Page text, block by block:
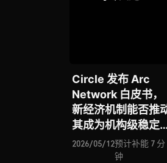
Circle 发布 Arc
Network 白皮书，
新经济机制能否推
其成为机构级稳定
支付的 “清算协调
2026/05/12预计补能 7 分
钟